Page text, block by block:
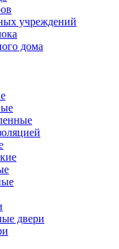
учреждений
дома
двери